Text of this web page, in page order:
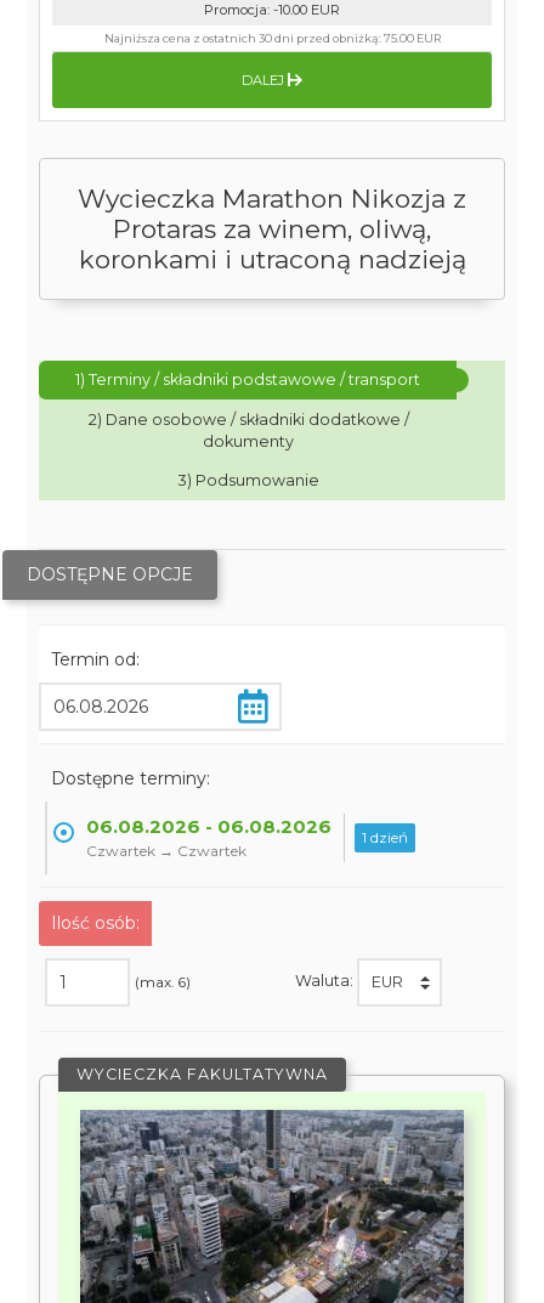
Wycieczka Marathon Nikozja z
Protaras za winem, oliwą,
koronkami i utraconą nadzieją
1) Terminy / składniki podstawowe / transport
2) Dane osobowe / składniki dodatkowe /
dokumenty
3) Podsumowanie
DOSTĘPNE OPCJE
Termin od:
Dostępne terminy:
06.08.2026 - 06.08.2026
Czwartek → Czwartek
1 dzień
Ilość osób:
(max. 6) Waluta:
WYCIECZKA FAKULTATYWNA
Promocja: -10.00 EUR
Najniższa cena z ostatnich 30 dni przed obniżką:75.00 EUR
DALEJ